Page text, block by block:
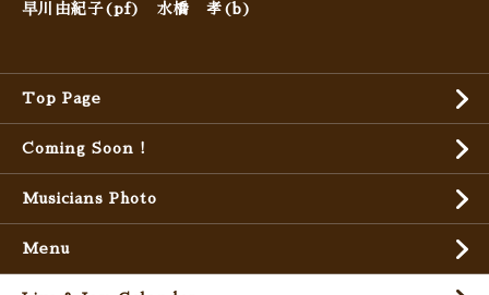
早川由紀子(pf) 水橋 孝(b)
Top Page
Coming Soon !
Musicians Photo
Menu